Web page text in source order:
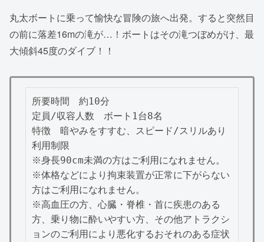
丸太ボートに乗って愉快な冒険の旅へ出発。すると突然目
の前に落差16mの滝が…！ボートはその滝つぼめがけ、最
大傾斜45度のダイブ！！
所要時間	約10分
定員/収容人数　ボート1台8名
特徴　暗やみをすすむ、スピード/スリルあり
利用制限
※身長90cm未満の方はご利用になれません。
※体格などにより拘束装置が正常に下がらない
方はご利用になれません。
※高血圧の方、心臓・脊椎・首に疾患のある
方、乗り物に酔いやすい方、その他アトラクシ
ョンのご利用により悪化するおそれのある症状